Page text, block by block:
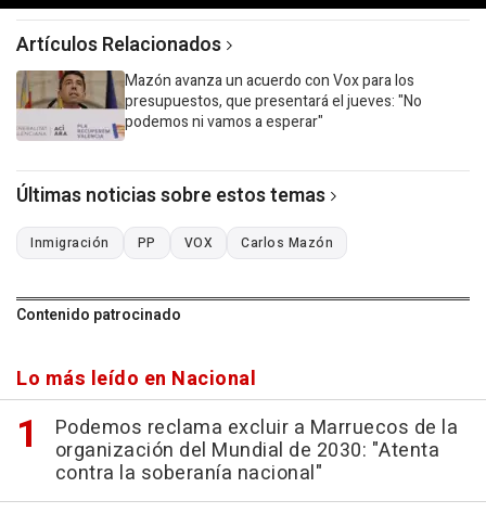
Artículos Relacionados
Mazón avanza un acuerdo con Vox para los
presupuestos, que presentará el jueves: "No
podemos ni vamos a esperar"
Últimas noticias sobre estos temas
Inmigración PP VOX Carlos Mazón
Contenido patrocinado
Lo más leído en Nacional
Podemos reclama excluir a Marruecos de la
organización del Mundial de 2030: "Atenta
contra la soberanía nacional"